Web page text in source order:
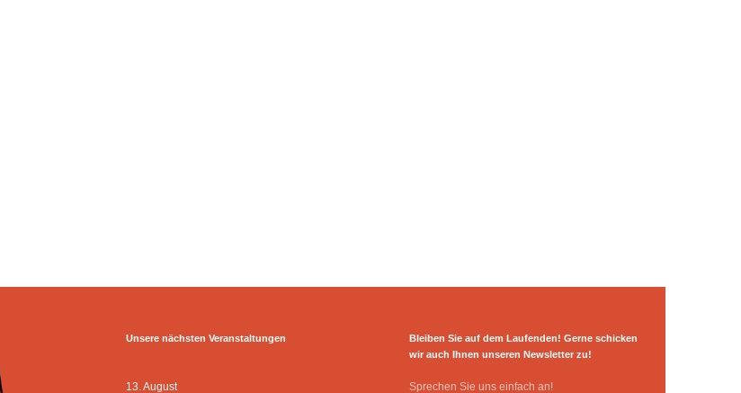
Unsere nächsten Veranstaltungen
13. August
Bleiben Sie auf dem Laufenden! Gerne schicken
wir auch Ihnen unseren Newsletter zu!
Sprechen Sie uns einfach an!